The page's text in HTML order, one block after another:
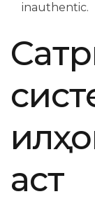
inauthentic.
аст